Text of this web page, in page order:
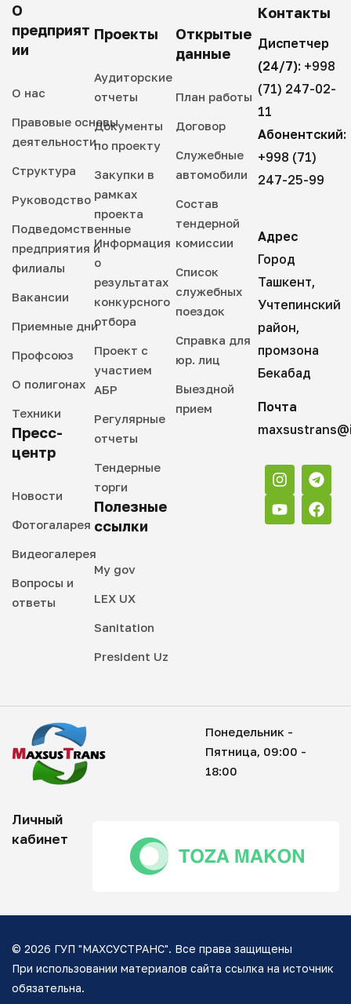
О
предприят
ии
О нас
Правовые основы
деятельности
Структура
Руководство
Подведомственные
предприятия и
филиалы
Вакансии
Приемные дни
Профсоюз
О полигонах
Техники
Пресс-
центр
Новости
Фотогаларея
Видеогалерея
Вопросы и
ответы
Проекты
Аудиторские
отчеты
Документы
по проекту
Закупки в
рамках
проекта
Информация
о
результатах
конкурсного
отбора
Проект с
участием
АБР
Регулярные
отчеты
Тендерные
торги
Полезные
ссылки
My gov
LEX UX
Sanitation
President Uz
Открытые
данные
План работы
Договор
Служебные
автомобили
Состав
тендерной
комиссии
Список
служебных
поездок
Справка для
юр. лиц
Выездной
прием
Контакты
Диспетчер
(24/7): +998
(71) 247-02-
11
Абонентский:
+998 (71)
247-25-99
Адрес
Город
Ташкент,
Учтепинский
район,
промзона
Бекабад
Почта
Понедельник -
Пятница, 09:00 -
18:00
Личный
кабинет
© 2026 ГУП "МАХСУСТРАНС". Все права защищены
При использовании материалов сайта ссылка на источник
обязательна.